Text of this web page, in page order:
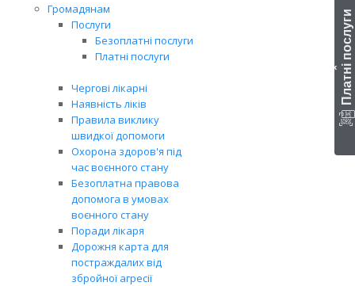
Громадянам
Послуги
Безоплатні послуги
Платні послуги
Чергові лікарні
Наявність ліків
Правила виклику
швидкої допомоги
Охорона здоров'я під
час воєнного стану
Безоплатна правова
допомога в умовах
воєнного стану
Поради лікаря
Дорожня карта для
постраждалих від
збройної агресії
‹ Платні послуги